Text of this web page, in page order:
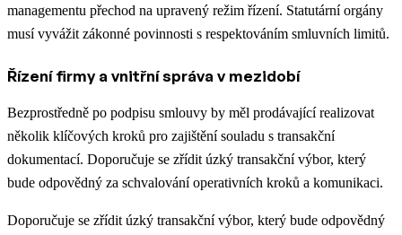
managementu přechod na upravený režim řízení. Statutární orgány
musí vyvážit zákonné povinnosti s respektováním smluvních limitů.
Řízení firmy a vnitřní správa v mezidobí
Bezprostředně po podpisu smlouvy by měl prodávající realizovat
několik klíčových kroků pro zajištění souladu s transakční
dokumentací. Doporučuje se zřídit úzký transakční výbor, který
bude odpovědný za schvalování operativních kroků a komunikaci.
Doporučuje se zřídit úzký transakční výbor, který bude odpovědný